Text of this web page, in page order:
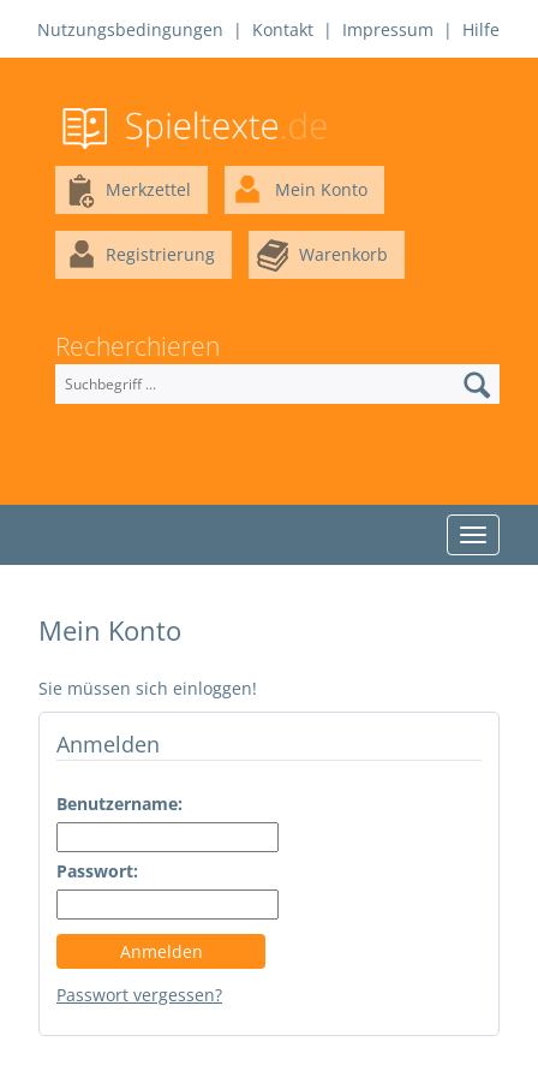
Nutzungsbedingungen | Kontakt | Impressum | Hilfe
Merkzettel Mein Konto
Registrierung Warenkorb
Recherchieren
Mein Konto
Sie müssen sich einloggen!
Anmelden
Benutzername:
Passwort:
Passwort vergessen?